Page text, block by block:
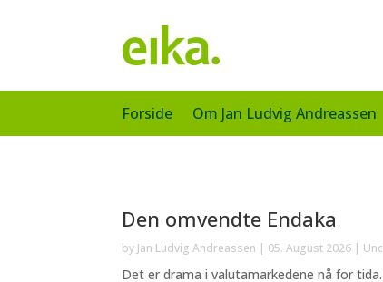
Forside Om Jan Ludvig Andreassen
Den omvendte Endaka
by Jan Ludvig Andreassen | 05. August 2026 |
Det er drama i valutamarkedene nå for